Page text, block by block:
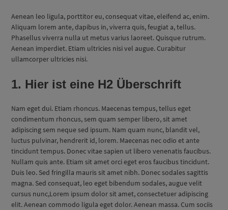
Aenean leo ligula, porttitor eu, consequat vitae, eleifend ac, enim.
Aliquam lorem ante, dapibus in, viverra quis, feugiat a, tellus.
Phasellus viverra nulla ut metus varius laoreet. Quisque rutrum.
Aenean imperdiet. Etiam ultricies nisi vel augue. Curabitur
ullamcorper ultricies nisi.
1. Hier ist eine H2 Überschrift
Nam eget dui. Etiam rhoncus. Maecenas tempus, tellus eget
condimentum rhoncus, sem quam semper libero, sit amet
adipiscing sem neque sed ipsum. Nam quam nunc, blandit vel,
luctus pulvinar, hendrerit id, lorem. Maecenas nec odio et ante
tincidunt tempus. Donec vitae sapien ut libero venenatis faucibus.
Nullam quis ante. Etiam sit amet orci eget eros faucibus tincidunt.
Duis leo. Sed fringilla mauris sit amet nibh. Donec sodales sagittis
magna. Sed consequat, leo eget bibendum sodales, augue velit
cursus nunc,Lorem ipsum dolor sit amet, consectetuer adipiscing
elit. Aenean commodo ligula eget dolor. Aenean massa. Cum sociis